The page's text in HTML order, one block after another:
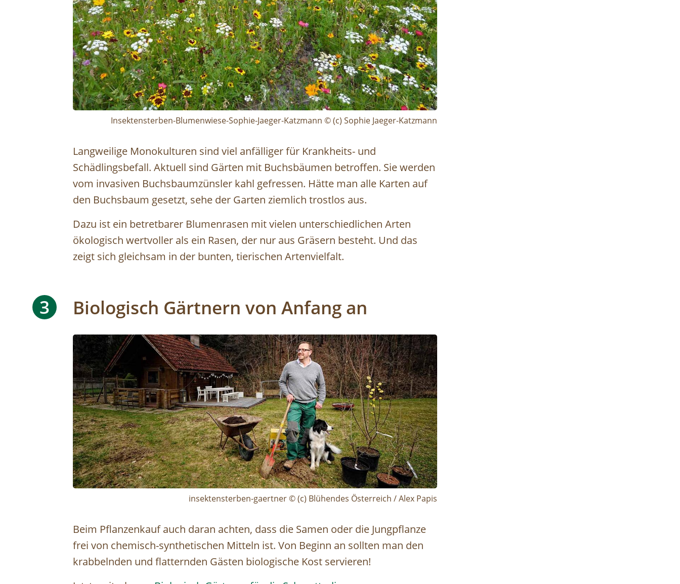
Insektensterben-Blumenwiese-Sophie-Jaeger-Katzmann © (c) Sophie Jaeger-Katzmann
Langweilige Monokulturen sind viel anfälliger für Krankheits- und
Schädlingsbefall. Aktuell sind Gärten mit Buchsbäumen betroffen. Sie werden
vom invasiven Buchsbaumzünsler kahl gefressen. Hätte man alle Karten auf
den Buchsbaum gesetzt, sehe der Garten ziemlich trostlos aus.
Dazu ist ein betretbarer Blumenrasen mit vielen unterschiedlichen Arten
ökologisch wertvoller als ein Rasen, der nur aus Gräsern besteht. Und das
zeigt sich gleichsam in der bunten, tierischen Artenvielfalt.
3 Biologisch Gärtnern von Anfang an
Image
insektensterben-gaertner © (c) Blühendes Österreich / Alex Papis
Beim Pflanzenkauf auch daran achten, dass die Samen oder die Jungpflanze
frei von chemisch-synthetischen Mitteln ist. Von Beginn an sollten man den
krabbelnden und flatternden Gästen biologische Kost servieren!